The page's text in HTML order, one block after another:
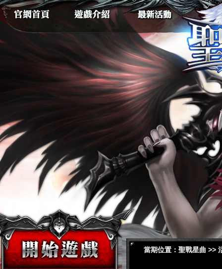
當期位置： 聖戰星曲 >>